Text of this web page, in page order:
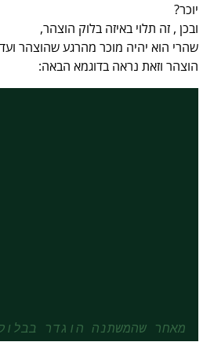
יוכר?
ובכן , זה תלוי באיזה בלוק הוצהר,
שהרי הוא יהיה מוכר מהרגע שהוצהר
הוצהר וזאת נראה בדוגמא הבאה:
//מאחר שהמשתנה הוגדר